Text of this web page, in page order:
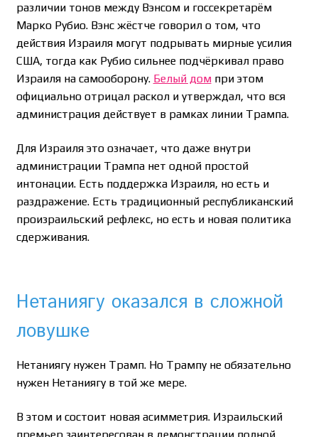
различии тонов между Вэнсом и госсекретарём
Марко Рубио. Вэнс жёстче говорил о том, что
действия Израиля могут подрывать мирные усилия
США, тогда как Рубио сильнее подчёркивал право
Израиля на самооборону. Белый домпри этом
официально отрицал раскол и утверждал, что вся
администрация действует в рамках линии Трампа.
Для Израиля это означает, что даже внутри
администрации Трампа нет одной простой
интонации. Есть поддержка Израиля, но есть и
раздражение. Есть традиционный республиканский
произраильский рефлекс, но есть и новая политика
сдерживания.
Нетаниягу оказался в сложной
ловушке
Нетаниягу нужен Трамп. Но Трампу не обязательно
нужен Нетаниягу в той же мере.
В этом и состоит новая асимметрия. Израильский